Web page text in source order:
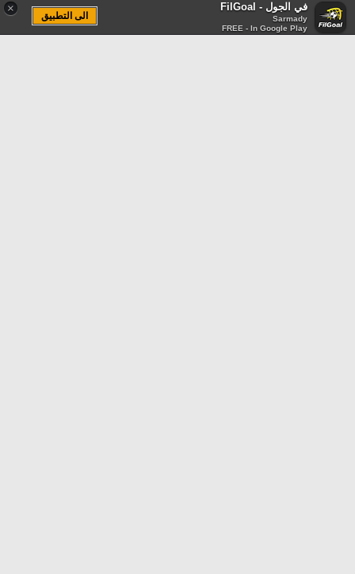
× في الجول - FilGoal
Sarmady
FREE - In Google Play
الى التطبيق